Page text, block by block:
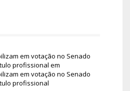
em votação no Senado
profissional em
em votação no Senado
profissional